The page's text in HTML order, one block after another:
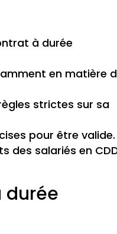
à durée
en matière
strictes sur sa
pour être valide.
des salariés en
durée